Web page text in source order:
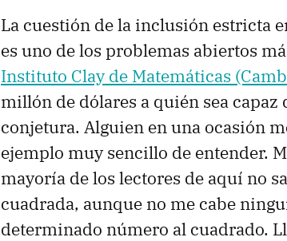
La cuestión de la inclusión estricta
es uno de los problemas abiertos
Instituto Clay de Matemáticas
millón de dólares a quién sea
conjetura. Alguien en una ocasión
ejemplo muy sencillo de entender.
mayoría de los lectores de aquí no
cuadrada, aunque no me cabe
determinado número al cuadrado.